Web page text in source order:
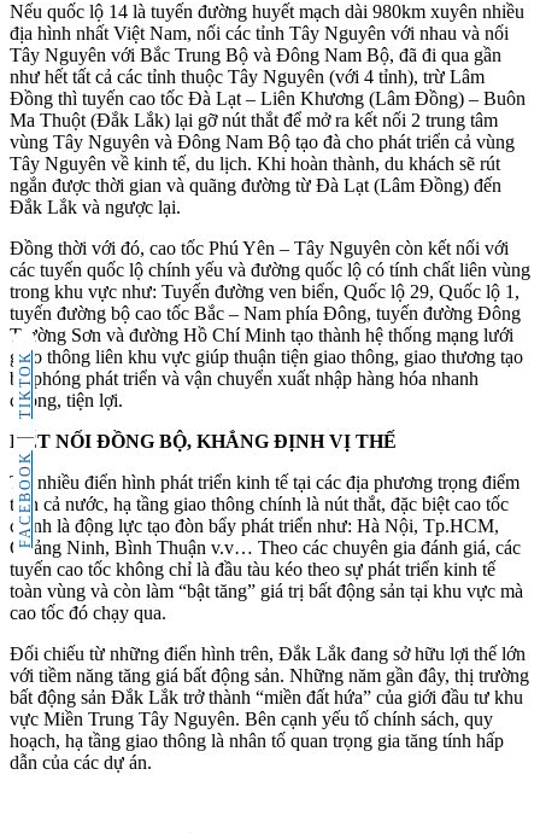
FACEBOOK
TIKTOK
Nếu quốc lộ 14 là tuyến đường huyết mạch dài 980km xuyên nhiều
địa hình nhất Việt Nam, nối các tỉnh Tây Nguyên với nhau và nối
Tây Nguyên với Bắc Trung Bộ và Đông Nam Bộ, đã đi qua gần
như hết tất cả các tỉnh thuộc Tây Nguyên (với 4 tỉnh), trừ Lâm
Đồng thì tuyến cao tốc Đà Lạt – Liên Khương (Lâm Đồng) – Buôn
Ma Thuột (Đắk Lắk) lại gỡ nút thắt để mở ra kết nối 2 trung tâm
vùng Tây Nguyên và Đông Nam Bộ tạo đà cho phát triển cả vùng
Tây Nguyên về kinh tế, du lịch. Khi hoàn thành, du khách sẽ rút
ngắn được thời gian và quãng đường từ Đà Lạt (Lâm Đồng) đến
Đắk Lắk và ngược lại.
Đồng thời với đó, cao tốc Phú Yên – Tây Nguyên còn kết nối với
các tuyến quốc lộ chính yếu và đường quốc lộ có tính chất liên vùng
trong khu vực như: Tuyến đường ven biển, Quốc lộ 29, Quốc lộ 1,
tuyến đường bộ cao tốc Bắc – Nam phía Đông, tuyến đường Đông
Trường Sơn và đường Hồ Chí Minh tạo thành hệ thống mạng lưới
giao thông liên khu vực giúp thuận tiện giao thông, giao thương tạo
bệ phóng phát triển và vận chuyển xuất nhập hàng hóa nhanh
chóng, tiện lợi.
KẾT NỐI ĐỒNG BỘ, KHẲNG ĐỊNH VỊ THẾ
Từ nhiều điển hình phát triển kinh tế tại các địa phương trọng điểm
trên cả nước, hạ tầng giao thông chính là nút thắt, đặc biệt cao tốc
chính là động lực tạo đòn bẩy phát triển như: Hà Nội, Tp.HCM,
Quảng Ninh, Bình Thuận v.v… Theo các chuyên gia đánh giá, các
tuyến cao tốc không chỉ là đầu tàu kéo theo sự phát triển kinh tế
toàn vùng và còn làm “bật tăng” giá trị bất động sản tại khu vực mà
cao tốc đó chạy qua.
Đối chiếu từ những điển hình trên, Đắk Lắk đang sở hữu lợi thế lớn
với tiềm năng tăng giá bất động sản. Những năm gần đây, thị trường
bất động sản Đắk Lắk trở thành “miền đất hứa” của giới đầu tư khu
vực Miền Trung Tây Nguyên. Bên cạnh yếu tố chính sách, quy
hoạch, hạ tầng giao thông là nhân tố quan trọng gia tăng tính hấp
dẫn của các dự án.